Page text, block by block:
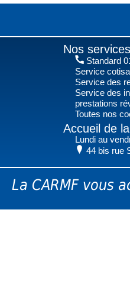
Nos
Standard
Service
Service des
Service des
prestations
Toutes nos
Accueil de
Lundi au
44 bis rue
La CARMF vous